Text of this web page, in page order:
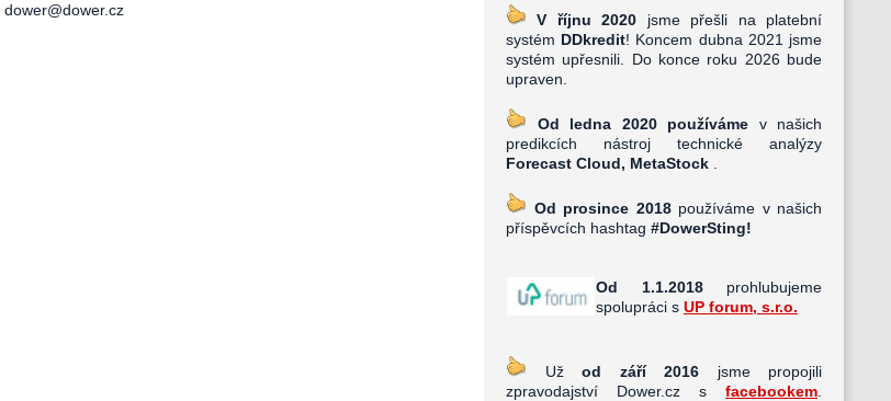
dower@dower.cz
V říjnu 2020 jsme přešli na platební
systém DDkredit! Koncem dubna 2021 jsme
systém upřesnili. Do konce roku 2026 bude
upraven.
Od ledna 2020 používáme v našich
predikcích nástroj technické analýzy
Forecast Cloud, MetaStock
Od prosince 2018používáme v našich
příspěvcích hashtag #DowerSting!
Od 1.1.2018prohlubujeme
spolupráci s UP forum, s.r.o.
Už od září 2016 jsme propojili
zpravodajství Dower.cz s facebookem